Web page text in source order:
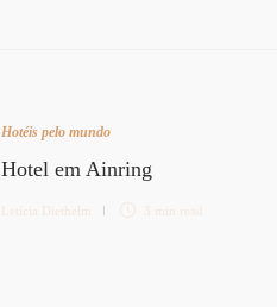
Hotéis pelo mundo
Hotel em Ainring
Letícia Diethelm 3 min read